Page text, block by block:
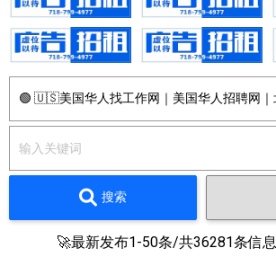
搜索
🚀最新发布1-50条/共36281条信息